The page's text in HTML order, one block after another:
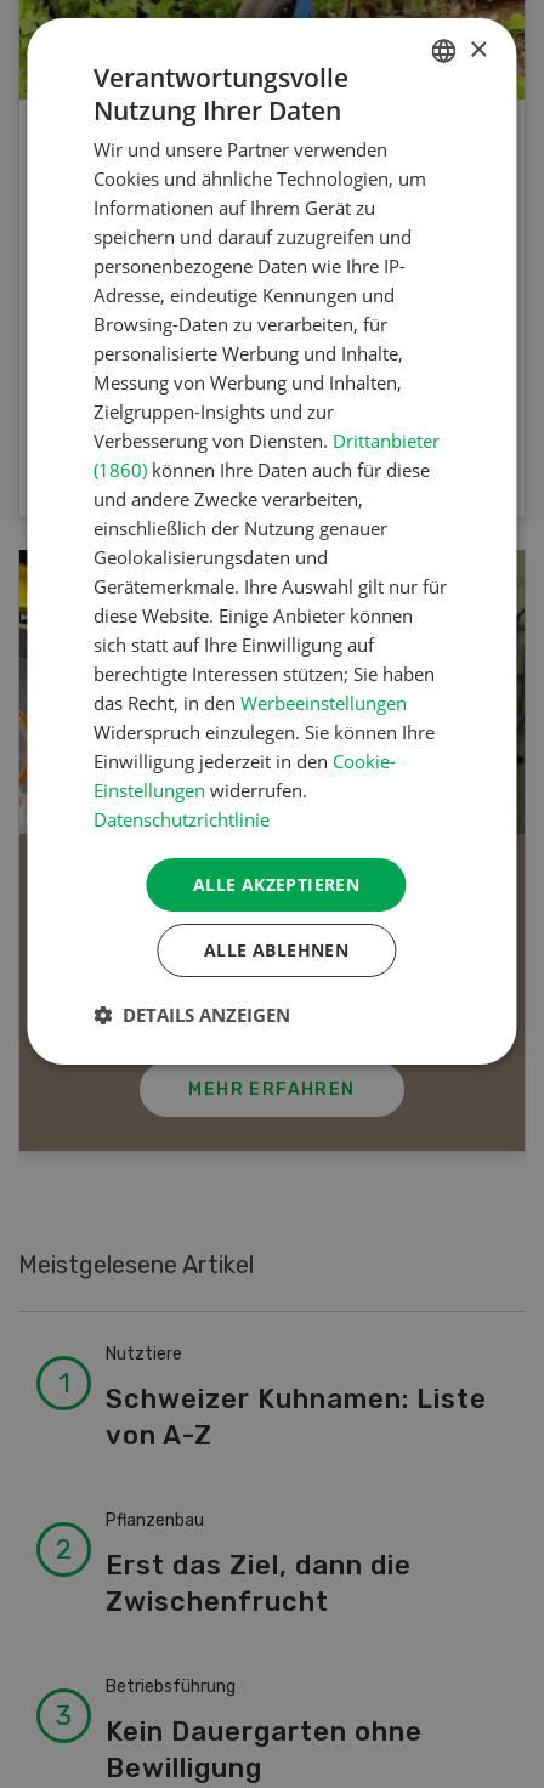
Agrar-Quiz: Mechanische
Unkrautbekämpfung
Testen Sie Ihr Wissen. Machen Sie mit am
Agrar-Quiz der UFA-Revue. Die Fragen
beziehen sich auf die Unkrautbekämpfung und
Maschinen zur mechanischen
Unkrautbekämpfung.
ZUM QUIZ
Die Schweizer Landwirtschaft in 20 Jahren
Die Schweizer Landwirtschaft in 20
In unserer Videoserie werfen verschiedene
Persönlichkeiten aus dem Agrarsektor einen Blick in
MEHR ERFAHREN
Meistgelesene Artikel
Nutztiere
Schweizer Kuhnamen: Liste
von A-Z
Pflanzenbau
Erst das Ziel, dann die
Zwischenfrucht
Betriebsführung
Kein Dauergarten ohne
Bewilligung
×
Verantwortungsvolle
Nutzung Ihrer Daten
Wir und unsere Partner verwenden
Cookies und ähnliche Technologien, um
Informationen auf Ihrem Gerät zu
speichern und darauf zuzugreifen und
personenbezogene Daten wie Ihre IP-
Adresse, eindeutige Kennungen und
Browsing-Daten zu verarbeiten, für
personalisierte Werbung und Inhalte,
Messung von Werbung und Inhalten,
Zielgruppen-Insights und zur
Verbesserung von Diensten. Drittanbieter
(1860) können Ihre Daten auch für diese
und andere Zwecke verarbeiten,
einschließlich der Nutzung genauer
Geolokalisierungsdaten und
Gerätemerkmale. Ihre Auswahl gilt nur für
diese Website. Einige Anbieter können
sich statt auf Ihre Einwilligung auf
berechtigte Interessen stützen; Sie haben
das Recht, in denWerbeeinstellungen
Widerspruch einzulegen. Sie können Ihre
Einwilligung jederzeit in den Cookie-
Einstellungen widerrufen.
Datenschutzrichtlinie
ALLE AKZEPTIEREN
ALLE ABLEHNEN
DETAILS ANZEIGEN